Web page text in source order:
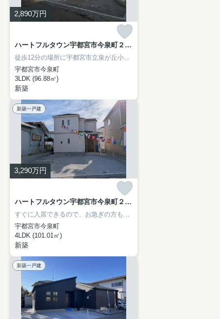
2,890万円
ハートフルタウン宇都宮市今泉町２５４１番 C号棟
徒歩12分の場所に宇都宮市立泉が丘小学校があります。広々としたゆとりある室内が魅力的な、3LDKの物件です。こちらは清潔感のある新築戸建て物件です。不動産を求める上で、何かご不明な点などございましたら、お気軽にご質問ください。不動産購入で失敗をしないためにも、気になることは全て解決しておきましょう。
宇都宮市今泉町
3LDK (96.88㎡)
新築
新築一戸建
3,290万円
ハートフルタウン宇都宮市今泉町２５４１番 B号棟
すぐに入居できるので、お急ぎの方も安心してお問い合わせください。建物面積が101.01㎡と十分な広さでゆったりと生活できるのではないのでしょうか。広々とした15帖以上のLDKで家族とゆったり過ごせます。不動産の購入をご検討しているのであれば、不動産情報を豊富に取り扱っている当社にお任せ下さい。今までよりも快適に暮らせるよう、ご希望に沿った不動産のご紹介をさせていただきます。
宇都宮市今泉町
4LDK (101.01㎡)
新築
新築一戸建